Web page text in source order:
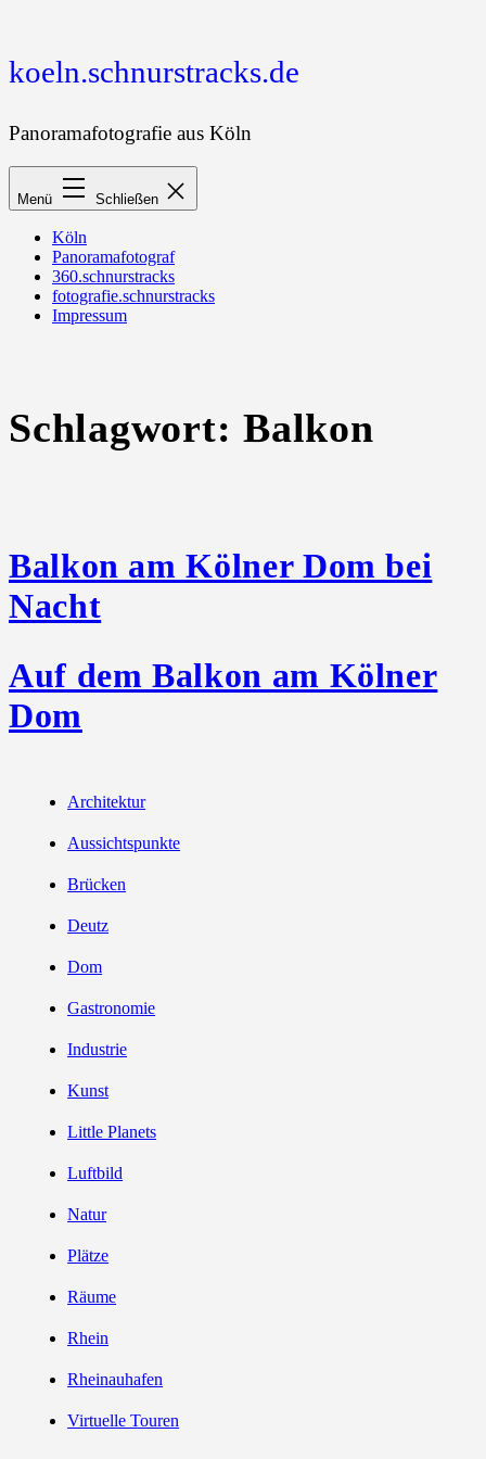
koeln.schnurstracks.de
Panoramafotografie aus Köln
Menü Schließen
Köln
Panoramafotograf
360.schnurstracks
fotografie.schnurstracks
Impressum
Schlagwort:Balkon
Balkon am Kölner Dom bei
Nacht
Auf dem Balkon am Kölner
Dom
Architektur
Aussichtspunkte
Brücken
Deutz
Dom
Gastronomie
Industrie
Kunst
Little Planets
Luftbild
Natur
Plätze
Räume
Rhein
Rheinauhafen
Virtuelle Touren